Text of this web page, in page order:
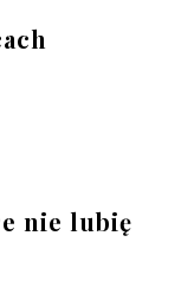
nie lubię